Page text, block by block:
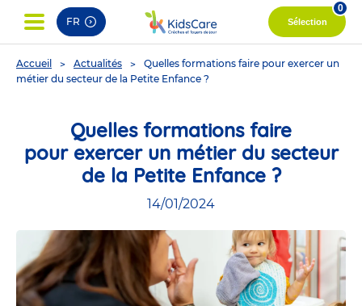
FR Sélection
0
You
are
Accueil Actualités
Quelles formations faire pour exercer un
métier du secteur de la Petite Enfance ?
Quelles formations faire
pour exercer un métier du secteur
de la Petite Enfance ?
14/01/2024